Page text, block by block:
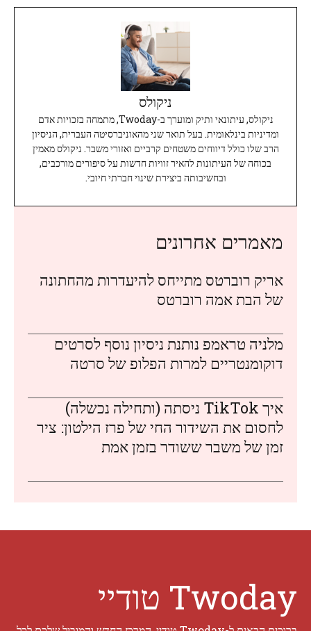
ניקולס
ניקולס, עיתונאי ותיק ומוערך ב-Twoday, מתמחה בזכויות אדם
ומדיניות בינלאומית. בעל תואר שני מהאוניברסיטה העברית, הניסיון
הרב שלו כולל דיווחים משטחים קרביים ואזורי משבר. ניקולס מאמין
בכוחה של העיתונות להאיר זוויות חדשות על סיפורים מורכבים,
ובחשיבותה ביצירת שינוי חברתי חיובי.
מאמרים אחרונים
אריק רוברטס מתייחס להיעדרות מהחתונה
של הבת אמה רוברטס
מלניה טראמפ נותנת ניסיון נוסף לסרטים
דוקומנטריים למרות הפלופ של סרטה
איך TikTok ניסתה (ותחילה נכשלה)
לחסום את השידור החי של פרז הילטון: ציר
זמן של משבר ששודר בזמן אמת
Twoday טודיי